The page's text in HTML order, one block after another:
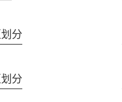
分
分